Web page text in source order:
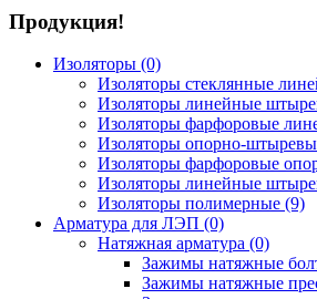
Продукция!
Изоляторы (0)
Изоляторы стеклянные
Изоляторы линейные
Изоляторы фарфоровые
Изоляторы опорно-
Изоляторы фарфоровые
Изоляторы линейные
Изоляторы полимерные (9)
Арматура для ЛЭП (0)
Натяжная арматура (0)
Зажимы натяжные
Зажимы натяжные